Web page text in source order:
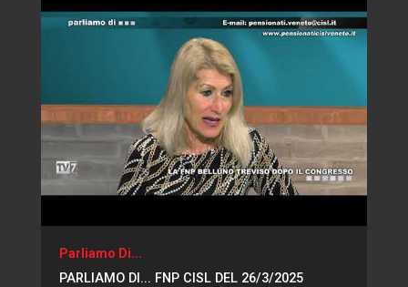
Parliamo Di...
PARLIAMO DI... FNP CISL DEL 26/3/2025